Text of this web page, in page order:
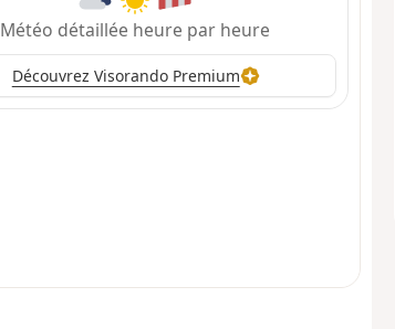
Météo détaillée heure par heure
Découvrez Visorando Premium